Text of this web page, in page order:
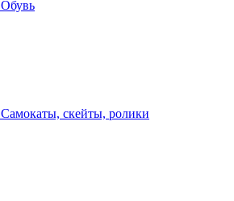
Обувь
Самокаты, скейты, ролики